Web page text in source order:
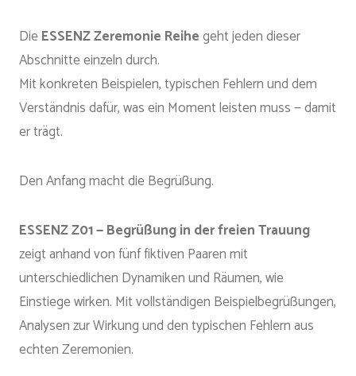
DieESSENZ Zeremonie Reihegeht jeden dieser
Abschnitte einzeln durch.
Mit konkreten Beispielen, typischen Fehlern und dem
Verständnis dafür, was ein Moment leisten muss — damit
er trägt.
Den Anfang macht die Begrüßung.
ESSENZ Z01 — Begrüßung in der freien Trauung
zeigt anhand von fünf fiktiven Paaren mit
unterschiedlichen Dynamiken und Räumen, wie
Einstiege wirken. Mit vollständigen Beispielbegrüßungen,
Analysen zur Wirkung und den typischen Fehlern aus
echten Zeremonien.